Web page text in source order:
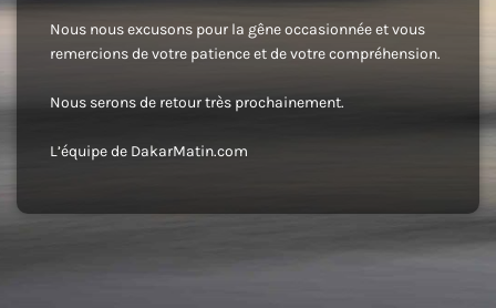
Nous nous excusons pour la gêne occasionnée et vous
remercions de votre patience et de votre compréhension.
Nous serons de retour très prochainement.
L’équipe de DakarMatin.com